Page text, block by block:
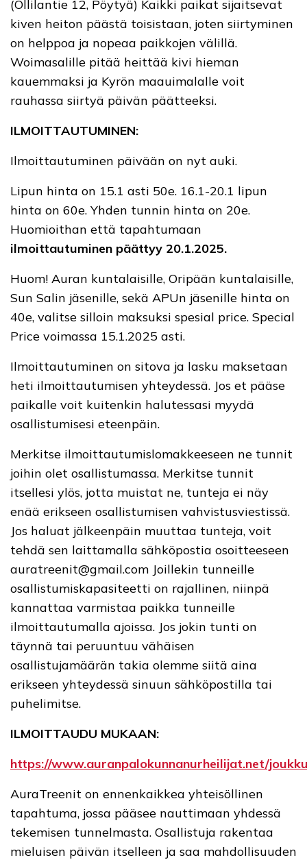
(Ollilantie 12, Pöytyä) Kaikki paikat sijaitsevat
kiven heiton päästä toisistaan, joten siirtyminen
on helppoa ja nopeaa paikkojen välillä.
Woimasalille pitää heittää kivi hieman
kauemmaksi ja Kyrön maauimalalle voit
rauhassa siirtyä päivän päätteeksi.
ILMOITTAUTUMINEN:
Ilmoittautuminen päivään on nyt auki.
Lipun hinta on 15.1 asti 50e. 16.1-20.1 lipun
hinta on 60e. Yhden tunnin hinta on 20e.
Huomioithan että tapahtumaan
ilmoittautuminen päättyy 20.1.2025.
Huom! Auran kuntalaisille, Oripään kuntalaisille,
Sun Salin jäsenille, sekä APUn jäsenille hinta on
40e, valitse silloin maksuksi spesial price. Special
Price voimassa 15.1.2025 asti.
Ilmoittautuminen on sitova ja lasku maksetaan
heti ilmoittautumisen yhteydessä. Jos et pääse
paikalle voit kuitenkin halutessasi myydä
osallistumisesi eteenpäin.
Merkitse ilmoittautumislomakkeeseen ne tunnit
joihin olet osallistumassa. Merkitse tunnit
itsellesi ylös, jotta muistat ne, tunteja ei näy
enää erikseen osallistumisen vahvistusviestissä.
Jos haluat jälkeenpäin muuttaa tunteja, voit
tehdä sen laittamalla sähköpostia osoitteeseen
auratreenit@gmail.com Joillekin tunneille
osallistumiskapasiteetti on rajallinen, niinpä
kannattaa varmistaa paikka tunneille
ilmoittautumalla ajoissa. Jos jokin tunti on
täynnä tai peruuntuu vähäisen
osallistujamäärän takia olemme siitä aina
erikseen yhteydessä sinuun sähköpostilla tai
puhelimitse.
ILMOITTAUDU MUKAAN:
https://www.auranpalokunnanurheilijat.net/
AuraTreenit on ennenkaikkea yhteisöllinen
tapahtuma, jossa pääsee nauttimaan yhdessä
tekemisen tunnelmasta. Osallistuja rakentaa
mieluisen päivän itselleen ja saa mahdollisuuden